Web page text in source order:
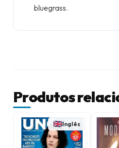
bluegrass.
Produtos
Inglês